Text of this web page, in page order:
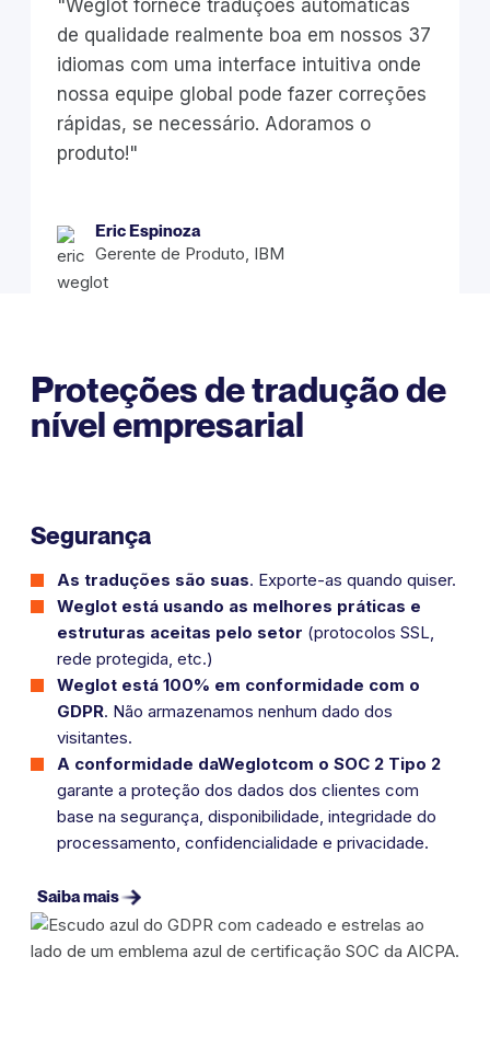
"Weglot fornece traduções automáticas
de qualidade realmente boa em nossos 37
idiomas com uma interface intuitiva onde
nossa equipe global pode fazer correções
rápidas, se necessário. Adoramos o
produto!"
Eric Espinoza
Gerente de Produto, IBM
Proteções de tradução de
nível empresarial
Segurança
As traduções são suas. Exporte-as quando quiser.
Weglot está usando as melhores práticas e
estruturas aceitas pelo setor (protocolos SSL,
rede protegida, etc.)
Weglot está 100% em conformidade com o
GDPR. Não armazenamos nenhum dado dos
visitantes.
A conformidade daWeglotcom o SOC 2 Tipo 2
garante a proteção dos dados dos clientes com
base na segurança, disponibilidade, integridade do
processamento, confidencialidade e privacidade.
Saiba mais